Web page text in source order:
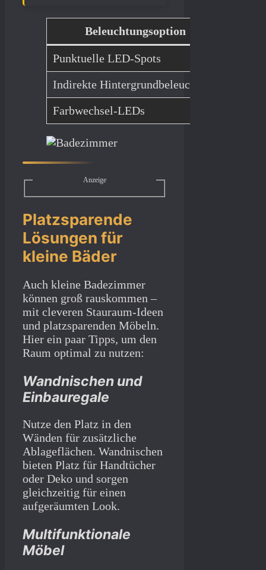
Beleuchtungsoption
Punktuelle LED-Spots
Indirekte Hintergrundbeleuchtung
Farbwechsel-LEDs
Anzeige
Platzsparende
Lösungen für
kleine Bäder
Auch kleine Badezimmer
können groß rauskommen –
mit cleveren Stauraum-Ideen
und platzsparenden Möbeln.
Hier ein paar Tipps, um den
Raum optimal zu nutzen:
Wandnischen und
Einbauregale
Nutze den Platz in den
Wänden für zusätzliche
Ablageflächen. Wandnischen
bieten Platz für Handtücher
oder Deko und sorgen
gleichzeitig für einen
aufgeräumten Look.
Multifunktionale
Möbel